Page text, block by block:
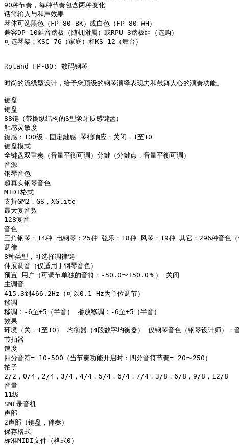
90种节奏，每种节奏包含两种变化
话筒输入与和声效果
琴体可选黑色（FP-80-BK）或白色（FP-80-WH）
兼容DP-10延音踏板（随机附属）或RPU-3踏板组（选购）
可选琴架：KSC-76（家庭）和KS-12（舞台）
Roland FP-80: 数码钢琴
时尚的流线型设计，给予您顶级的钢琴演绎表现力和鼓舞人心的演奏功能。
键盘
键盘
88键（带擒纵结构的S型象牙质感键盘）
触感灵敏度
鍵感：100级，固定鍵感 琴桘响应：关闭，1至10
键盘模式
全键盘双重奏（音量平衡可调）分鍵（分鍵点，音量平衡可调）
音源
钢琴音色
超真实钢琴音色
MIDI格式
支持GM2，GS，XGlite
最大复音数
128复音
音色
三角钢琴：14种 电钢琴：25种 弦乐：18种 风琴：19种 其它：296种音色（
调律
8种类型，可选择调律键
伸展调音（仅适用于钢琴音色）
预置 用户（可调节单独的音符：-50.0〜+50.0％） 关闭
主调音
415.3到466.2Hz（可以0.1 Hz为单位调节）
移调
移调：-6至+5（半音） 播放移调：-6至+5（半音）
效果
环境（关，1至10） 均衡器（4段数字均衡器） 仅钢琴音色（钢琴设计师）
节拍器
速度
四分音符= 10-500（当节奏功能开启时：四分音符节奏= 20〜250）
拍子
2/2，0/4，2/4，3/4，4/4，5/4，6/4，7/4，3/8，6/8，9/8，12/8
音量
11级
SMF录音机
声部
2声部（键盘，伴奏）
保存格式
标准MIDI文件（格式0）